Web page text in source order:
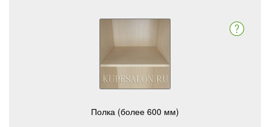
Полка (более 600 мм)